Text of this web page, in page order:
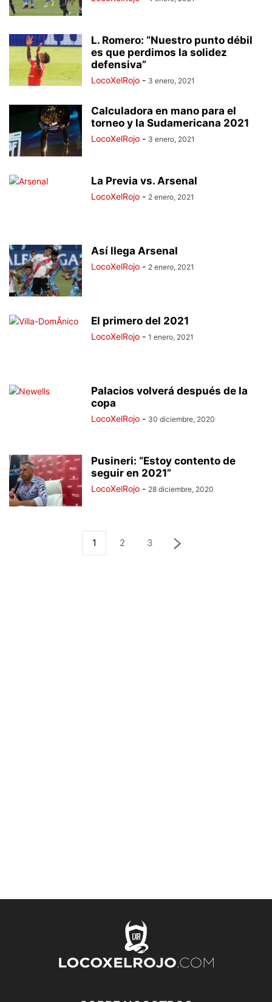
L. Romero: “Nuestro punto débil
es que perdimos la solidez
defensiva”
LocoXelRojo - 3 enero, 2021
Calculadora en mano para el
torneo y la Sudamericana 2021
LocoXelRojo - 3 enero, 2021
La Previa vs. Arsenal
LocoXelRojo - 2 enero, 2021
Así llega Arsenal
LocoXelRojo - 2 enero, 2021
El primero del 2021
LocoXelRojo - 1 enero, 2021
Palacios volverá después de la
copa
LocoXelRojo - 30 diciembre, 2020
Pusineri: “Estoy contento de
seguir en 2021”
LocoXelRojo - 28 diciembre, 2020
1 2 3